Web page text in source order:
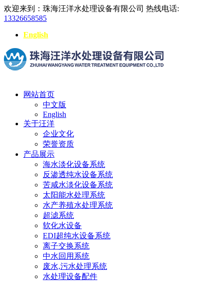
欢迎来到：珠海汪洋水处理设备有限公司 热线电话:
13326658585
English
网站首页
中文版
English
关于汪洋
企业文化
荣誉资质
产品展示
海水淡化设备系统
反渗透纯水设备系统
苦咸水淡化设备系统
太阳能水处理系统
水产养殖水处理系统
超滤系统
软化水设备
EDI超纯水设备系统
离子交换系统
中水回用系统
废水,污水处理系统
水处理设备配件